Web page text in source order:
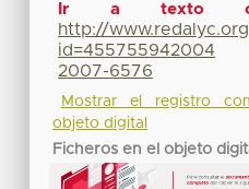
Ir a texto
http://
id=455755942004
2007-6576
Mostrar el registro
objeto digital
Ficheros en el objeto